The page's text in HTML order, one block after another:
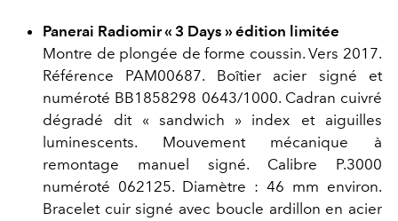
Panerai Radiomir « 3 Days » édition limitée
Montre de plongée de forme coussin. Vers 2017.
Référence PAM00687. Boîtier acier signé et
numéroté BB1858298 0643/1000. Cadran cuivré
dégradé dit « sandwich » index et aiguilles
luminescents. Mouvement mécanique à
remontage manuel signé. Calibre P.3000
numéroté 062125. Diamètre : 46 mm environ.
Bracelet cuir signé avec boucle ardillon en acier